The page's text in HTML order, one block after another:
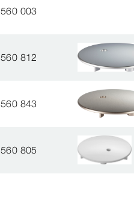
560 003
560 812
560 843
560 805